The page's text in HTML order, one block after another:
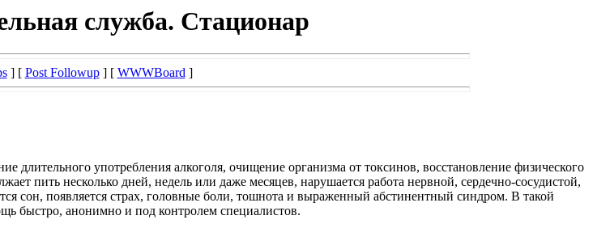
служба. Стационар
] [ Post Followup] [ WWWBoard]
употребления алкоголя, очищение организма от токсинов, восстановление физического
пить несколько дней, недель или даже месяцев, нарушается работа нервной, сердечно-сосудистой,
сон, появляется страх, головные боли, тошнота и выраженный абстинентный синдром. В такой
быстро, анонимно и под контролем специалистов.